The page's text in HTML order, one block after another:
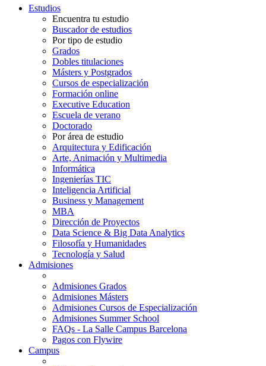
Estudios
Encuentra tu estudio
Buscador de estudios
Por tipo de estudio
Grados
Dobles titulaciones
Másters y Postgrados
Cursos de especialización
Formación online
Executive Education
Escuela de verano
Doctorado
Por área de estudio
Arquitectura y Edificación
Arte, Animación y Multimedia
Informática
Ingenierías TIC
Inteligencia Artificial
Business y Management
MBA
Dirección de Proyectos
Data Science & Big Data Analytics
Filosofía y Humanidades
Tecnología y Salud
Admisiones
Admisiones Grados
Admisiones Másters
Admisiones Cursos de Especialización
Admisiones Summer School
FAQs - La Salle Campus Barcelona
Pagos con Flywire
Campus